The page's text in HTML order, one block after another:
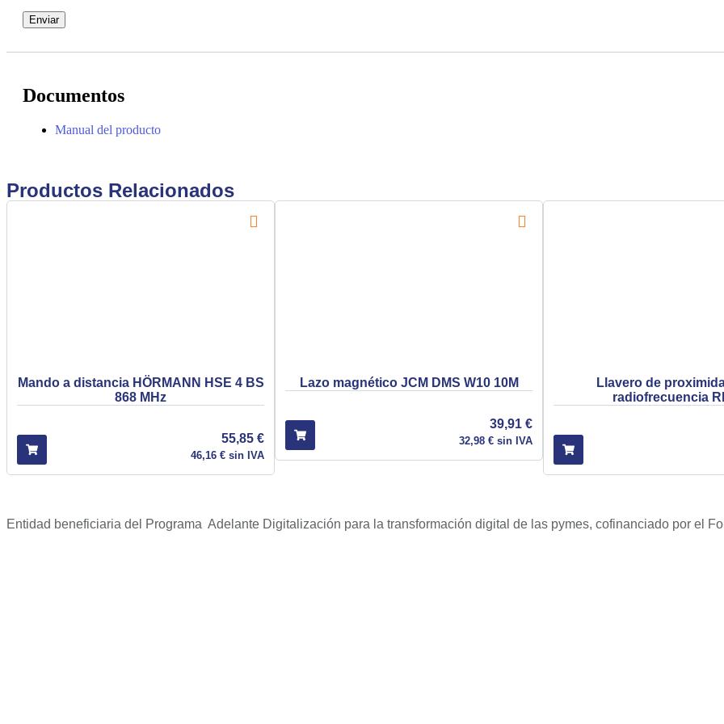
Documentos
Manual del producto
Productos Relacionados
Mando a distancia HÖRMANN HSE 4 BS
868 MHz
55,85 €
46,16 € sin IVA
Lazo magnético JCM DMS W10 10M
39,91 €
32,98 € sin IVA
Llavero de
radiofrecuencia
Entidad beneficiaria del Programa Adelante Digitalización para la transformación digital de las pymes, cofinanciado por el